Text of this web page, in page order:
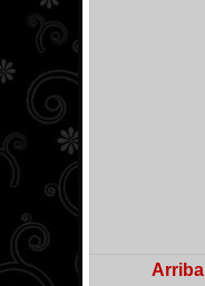
Arriba